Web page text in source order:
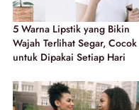
5 Warna Lipstik yang Bikin
Wajah Terlihat Segar, Cocok
untuk Dipakai Setiap Hari